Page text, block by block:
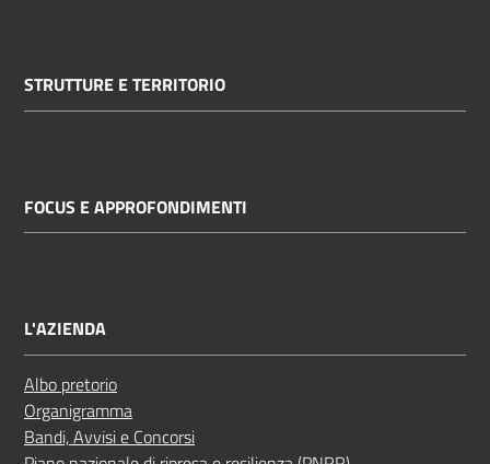
STRUTTURE E TERRITORIO
FOCUS E APPROFONDIMENTI
L'AZIENDA
Albo pretorio
Organigramma
Bandi, Avvisi e Concorsi